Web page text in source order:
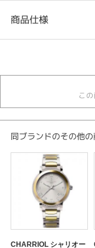
商品仕様
時計
クォーツ
30気圧防水以上
レディースウォッチ
その他ベルト
レディース 腕時計
腕時計
CHARRIOL
紹介文
こ
同ブランドのその他の
CHARRIOL シャリオー